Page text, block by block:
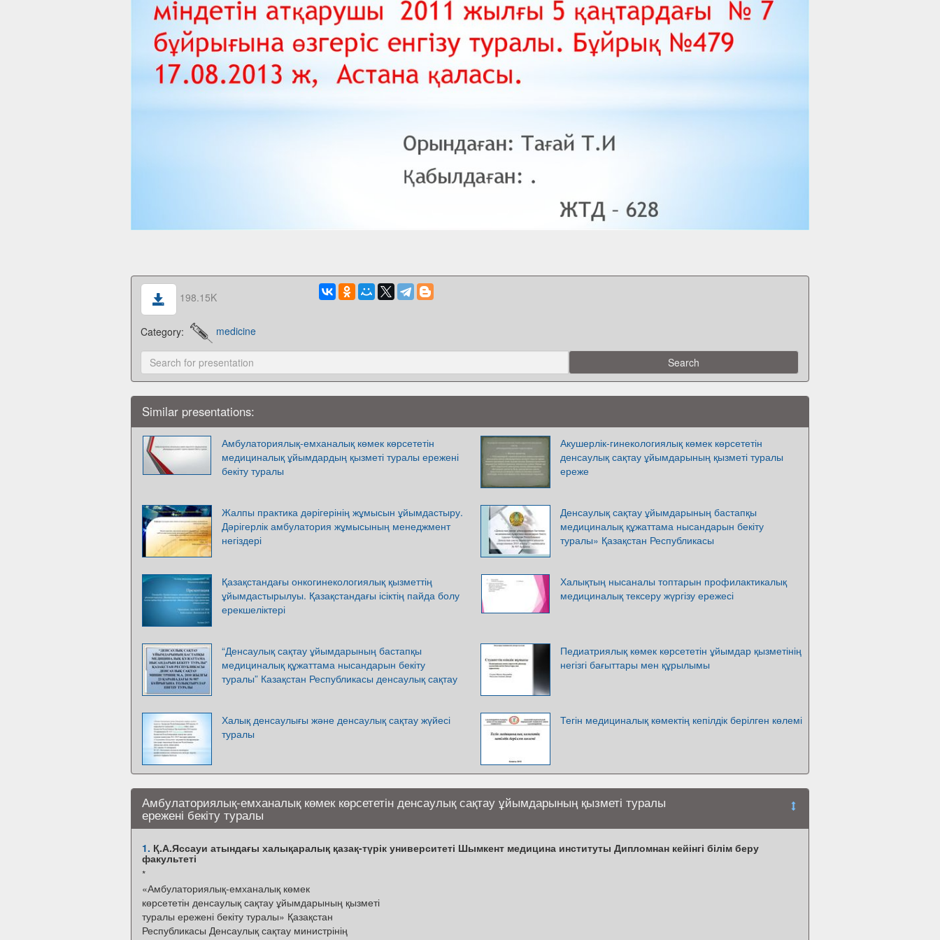
198.15K
Category: medicine
Similar presentations:
Амбулаториялық-емханалық көмек көрсететін
медициналық ұйымдардың қызметі туралы ережені
бекіту туралы
Акушерлік-гинекологиялық көмек көрсететін
денсаулық сақтау ұйымдарының қызметі туралы
ереже
Жалпы практика дәрігерінің жұмысын ұйымдастыру.
Дәрігерлік амбулатория жұмысының менеджмент
негіздері
Денсаулық сақтау ұйымдарының бастапқы
медициналық құжаттама нысандарын бекіту
туралы» Қазақстан Республикасы
Қазақстандағы онкогинекологиялық қызметтің
ұйымдастырылуы. Қазақстандағы ісіктің пайда болу
ерекшеліктері
Халықтың нысаналы топтарын профилактикалық
медициналық тексеру жүргізу ережесі
“Денсаулық сақтау ұйымдарының бастапқы
медициналық құжаттама нысандарын бекіту
туралы” Казақстан Республикасы денсаулық сақтау
Педиатриялық көмек көрсететін ұйымдар қызметінің
негізгі бағыттары мен құрылымы
Халық денсаулығы және денсаулық сақтау жүйесі
туралы
Тегін медициналық көмектің кепілдік берілген көлемі
Амбулаториялық-емханалық көмек көрсететін денсаулық сақтау ұйымдарының қызметі туралы
ережені бекіту туралы
1. Қ.А.Яссауи атындағы халықаралық қазақ-түрік университеті Шымкент медицина институты Дипломнан кейінгі білім беру
факультеті
*
«Амбулаториялық-емханалық көмек
көрсететін денсаулық сақтау ұйымдарының қызметі
туралы ережені бекіту туралы» Қазақстан
Республикасы Денсаулық сақтау министрінің